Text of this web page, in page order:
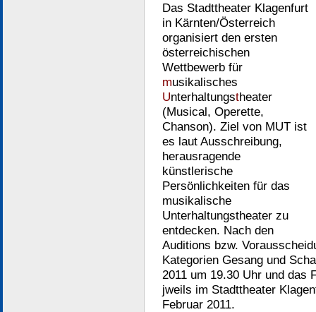
Das Stadttheater Klagenfurt
in Kärnten/Österreich
organisiert den ersten
österreichischen
Wettbewerb für
musikalisches
Unterhaltungstheater
(Musical, Operette,
Chanson). Ziel von MUT ist
es laut Ausschreibung,
herausragende
künstlerische
Persönlichkeiten für das
musikalische
Unterhaltungstheater zu
entdecken. Nach den
Auditions bzw.
Kategorien Gesang und
2011 um 19.30 Uhr und das
jweils im Stadttheater
Februar 2011.